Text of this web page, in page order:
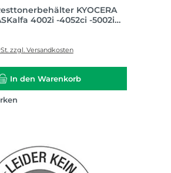
KYOCERA
4002i -4052ci -5002i
zzgl. Versandkosten
In den Warenkorb